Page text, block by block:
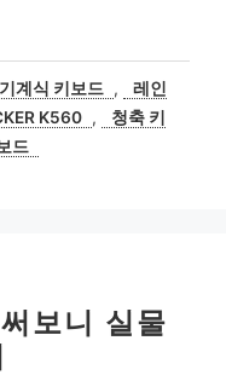
기계식 키보드 ,
레인
K560 ,
청축 키
드
보니 실물